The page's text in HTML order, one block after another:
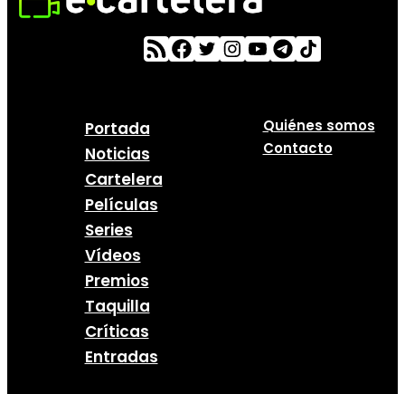
Portada
Noticias
Cartelera
Películas
Series
Vídeos
Premios
Taquilla
Críticas
Entradas
Quiénes somos
Contacto